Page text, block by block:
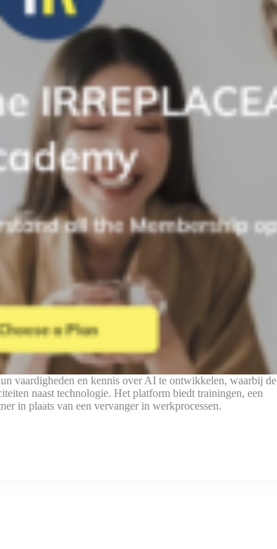
vaardigheden en kennis over AI te ontwikkelen, waarbij de
naast technologie. Het platform biedt trainingen, een
in plaats van een vervanger in werkprocessen.